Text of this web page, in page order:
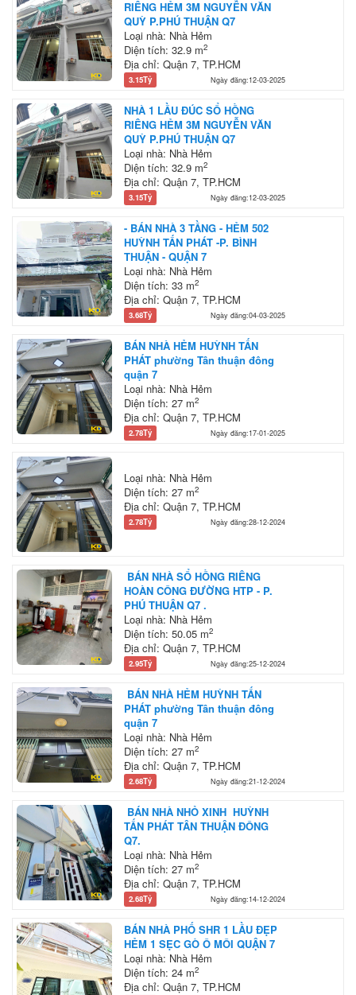
RIÊNG HẺM 3M NGUYỄN VĂN
QUỲ P.PHÚ THUẬN Q7
Loại nhà: Nhà Hẻm
Diện tích: 32.9 m2
Địa chỉ: Quận 7, TP.HCM
3.15Tỷ Ngày đăng:12-03-2025
NHÀ 1 LẦU ĐÚC SỔ HỒNG
RIÊNG HẺM 3M NGUYỄN VĂN
QUỲ P.PHÚ THUẬN Q7
Loại nhà: Nhà Hẻm
Diện tích: 32.9 m2
Địa chỉ: Quận 7, TP.HCM
3.15Tỷ Ngày đăng:12-03-2025
- BÁN NHÀ 3 TẦNG - HẺM 502
HUỲNH TẤN PHÁT -P. BÌNH
THUẬN - QUẬN 7
Loại nhà: Nhà Hẻm
Diện tích: 33 m2
Địa chỉ: Quận 7, TP.HCM
3.68Tỷ Ngày đăng:04-03-2025
BÁN NHÀ HẺM HUỲNH TẤN
PHÁT phường Tân thuận đông
quận 7
Loại nhà: Nhà Hẻm
Diện tích: 27 m2
Địa chỉ: Quận 7, TP.HCM
2.78Tỷ Ngày đăng:17-01-2025
Loại nhà: Nhà Hẻm
Diện tích: 27 m2
Địa chỉ: Quận 7, TP.HCM
2.78Tỷ Ngày đăng:28-12-2024
BÁN NHÀ SỔ HỒNG RIÊNG
HOÀN CÔNG ĐƯỜNG HTP - P.
PHÚ THUẬN Q7 .
Loại nhà: Nhà Hẻm
Diện tích: 50.05 m2
Địa chỉ: Quận 7, TP.HCM
2.95Tỷ Ngày đăng:25-12-2024
BÁN NHÀ HẺM HUỲNH TẤN
PHÁT phường Tân thuận đông
quận 7
Loại nhà: Nhà Hẻm
Diện tích: 27 m2
Địa chỉ: Quận 7, TP.HCM
2.68Tỷ Ngày đăng:21-12-2024
BÁN NHÀ NHỎ XINH HUỲNH
TẤN PHÁT TÂN THUẬN ĐÔNG
Q7.
Loại nhà: Nhà Hẻm
Diện tích: 27 m2
Địa chỉ: Quận 7, TP.HCM
2.68Tỷ Ngày đăng:14-12-2024
BÁN NHÀ PHỐ SHR 1 LẦU ĐẸP
HẺM 1 SẸC GÒ Ô MÔI QUẬN 7
Loại nhà: Nhà Hẻm
Diện tích: 24 m2
Địa chỉ: Quận 7, TP.HCM